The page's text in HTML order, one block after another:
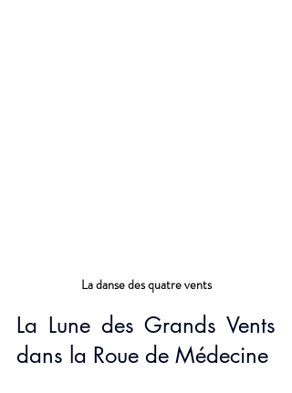
La danse des quatre vents
La Lune des Grands Vents
dans la Roue de Médecine